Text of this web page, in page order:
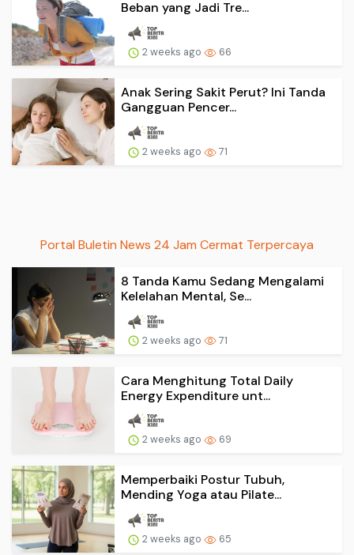
Beban yang Jadi Tre...
2 weeks ago 66
Anak Sering Sakit Perut? Ini Tanda
Gangguan Pencer...
2 weeks ago 71
Portal Buletin News 24 Jam Cermat Terpercaya
8 Tanda Kamu Sedang Mengalami
Kelelahan Mental, Se...
2 weeks ago 71
Cara Menghitung Total Daily
Energy Expenditure unt...
2 weeks ago 69
Memperbaiki Postur Tubuh,
Mending Yoga atau Pilate...
2 weeks ago 65